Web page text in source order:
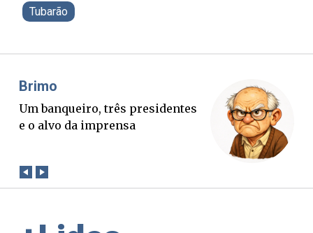
Tubarão
Misael Elias
O Boato corre mais rápido que a
verdade. Mas quem paga a